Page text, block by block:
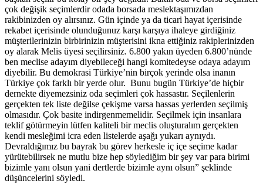
çok değişik seçimlerdir odada borsada meslektaşımızdan
rakibinizden oy alırsınız. Gün içinde ya da ticari hayat içerisinde
rekabet içerisinde olunduğunuz karşı karşıya ihaleye girdiğiniz
müşterilerinizin birbirinizin müşterisini ikna ettiğiniz rakiplerinizden
oy alarak Melis üyesi seçilirsiniz. 6.800 yakın üyeden 6.800’nünde
ben meclise adayım diyebileceği hangi komitedeyse odaya adayım
diyebilir. Bu demokrasi Türkiye’nin birçok yerinde olsa inanın
Türkiye çok farklı bir yerde olur. Bunu bugün Türkiye’de hiçbir
dernekte diyemezsiniz oda seçimleri çok hassastır. Seçilenlerin
gerçekten tek liste değilse çekişme varsa hassas yerlerden seçilmiş
olmasıdır. Çok basite indirgenmemelidir. Seçilmek için insanlara
teklif götürmeyin lütfen kaliteli bir meclis oluşturalım gerçekten
kendi mesleğimi icra eden listelerde aşağı yukarı aynıydı.
Devraldığımız bu bayrak bu görev herkesle iç içe seçime kadar
yürütebilirsek ne mutlu bize hep söylediğim bir şey var para birimi
bizimle yanı olsun yani dertlerde bizimle aynı olsun” şeklinde
düşüncelerini söyledi.